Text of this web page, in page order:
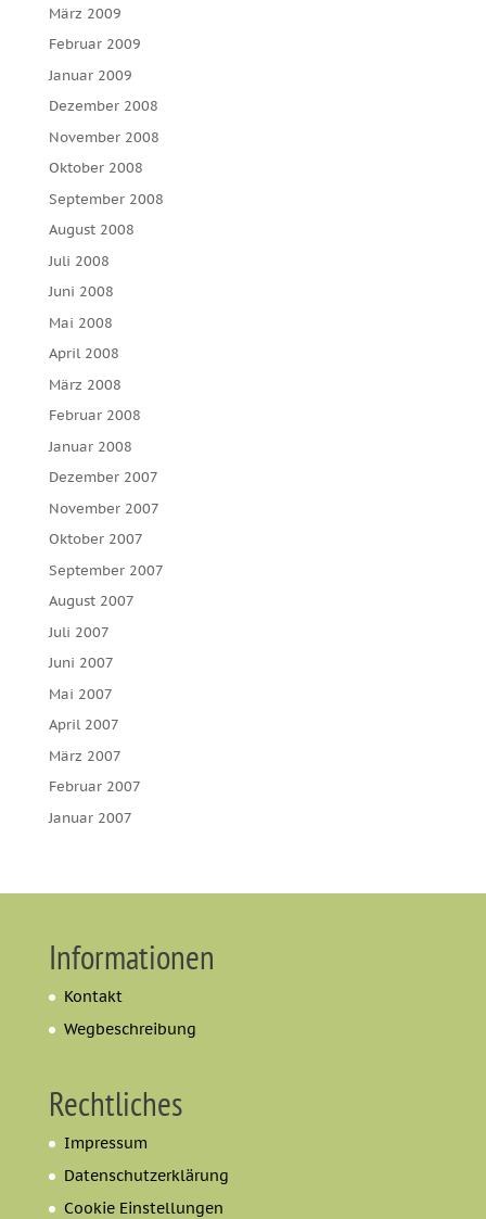
März 2009
Februar 2009
Januar 2009
Dezember 2008
November 2008
Oktober 2008
September 2008
August 2008
Juli 2008
Juni 2008
Mai 2008
April 2008
März 2008
Februar 2008
Januar 2008
Dezember 2007
November 2007
Oktober 2007
September 2007
August 2007
Juli 2007
Juni 2007
Mai 2007
April 2007
März 2007
Februar 2007
Januar 2007
Informationen
Kontakt
Wegbeschreibung
Rechtliches
Impressum
Datenschutzerklärung
Cookie Einstellungen